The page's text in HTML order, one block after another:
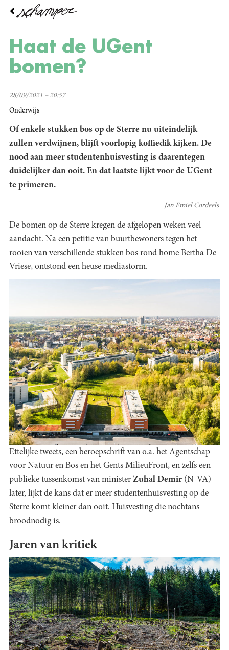
Overslaan
inhoud
gaanHaat de UGent
bomen?
28/09/2021 – 20:57
Onderwijs
Of enkele stukken bos op de Sterre nu uiteindelijk
zullen verdwijnen, blijft voorlopig koffiedik kijken. De
nood aan meer studentenhuisvesting is daarentegen
duidelijker dan ooit. En dat laatste lijkt voor de UGent
te primeren.
Jan Emiel Cordeels
De bomen op de Sterre kregen de afgelopen weken veel
aandacht. Na een petitie van buurtbewoners tegen het
rooien van verschillende stukken bos rond home Bertha De
Vriese, ontstond een heuse mediastorm.
Ettelijke tweets, een beroepschrift van o.a. het Agentschap
voor Natuur en Bos en het Gents MilieuFront, en zelfs een
publieke tussenkomst van minister Zuhal Demir (N-VA)
later, lijkt de kans dat er meer studentenhuisvesting op de
Sterre komt kleiner dan ooit. Huisvesting die nochtans
broodnodig is.
Jaren van kritiek